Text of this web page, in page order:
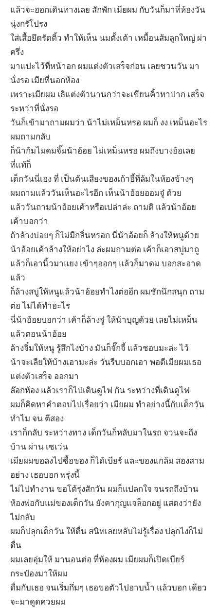
แล้วจะออกเดินทางเลย สักพัก เมียผม กับวันก็มาที่ห้องวัน
นุ่งกรัโปรง
ใส่เสื้อยึดรัดติ้ว ทำให้เห็น นมตั้งเต้า เหมื้อนส้มลูกใหญ่ ผ่า
ครึ่ง
มาแปะไว้ที่หน้าอก ผมแต่งตัวเสร็จก่อน เลยชวนวัน มา
นั่งรอ เมียที่นอกห้อง
เพราะเมียผม เธิแต่งตัวนานกว่าจะเขียนคิ้วทาปาก เสร็จ
ระหว่าที่นั่งรอ
วันก็เข้ามาถามผมว่า น้าไม่เหม็นหรอ ผมก็ งง เหม็นอะไร
ผมถามกลับ
ก็น้าก้มไมดมจิ๊มน้าอ้อย ไม่เหม็นหรอ ผมถึงบางอ้อเลย
ที่แท้ก็
เด็กวันนี่เอง ที่ เป็นต้นเสียงของเก้าอี้ที่ล้มในห้องข้างๆ
ผมถามแล้ววันเห็นอะไรอีก เห็นน้าอ้อยออมจู๋ ด้วย
แล้ววันถามน้าอ้อยเค้าหรือเปล่าล่ะ ถามดิ แล้วน้าอ้อย
เค้าบอกว่า
ถ้าล้างบ่อยๆ ก็ไม่มีกลิ่นหรอก นี่น้าอ้อยก็ ล้างให้หนูด้วย
น้าอ้อยเค้าล้างให้อย่าไง ล่ะผมถามต่อ เค้าก็เอาสบู่มาถู
แล้วก็เอานิ้วมาแยง เข้าๆออกๆ แล้วก็มาดม บอกสะอาด
แล้ว
ก็ล้างสบู่ให้หนูแล้วน้าอ้อยทำไงต่ออีก ผมชักนึกสนุก ถาม
ต่อ ไม่ได้ทำอะไร
นี่น้าอ้อยบอกว่า เค้าก็ล้างจู๋ ให้น้าบุญด้วย เลยไม่เหม็น
แล้วตอนน้าอ้อย
ล้างจิ๋มให้หนู รู้สึกไงบ้าง มันก็จั๊กจี้ แล้วชอบมะล่ะ ไว้
น้าจะเลียให้บ้างเอามะล่ะ วันรีบบอกเอา พอดีเมียผมเธอ
แต่งตัวเสร็จ ออกมา
ล๊อกห้อง แล้วเราก็ไปเดินดูไฟ กัน ระหว่างที่เดินดูไฟ
ผมก็คิดหาคำตอบไปเรื่อยว่า เมียผม ทำอย่างนี้กับเด็กวัน
ทำไม จน ตีสอง
เราก็กลับ ระหว่างทาง เด็กวันก็หลับมาในรถ จวนจะถึง
บ้าน ผ่าน เซเว่น
เมียผมขอลงไปซื้อของ ก็ได้เบียร์ และของแกล้ม สองสาม
อย่าง เธอบอก พรุ่งนี้
ไม่ไปทำงาน ขอโต้รุ่งสักวัน ผมก็แปลกใจ จนรถถึงบ้าน
ห้องพ่อกับแม่ของเด็กวัน ยังคากุญแจล็อกอยู่ แสดงว่ายัง
ไม่กลับ
ผมก็ปลุกเด็กวัน ให้ตื่น สนิทเลยหลับไม่รู้เรื่อง ปลุกไงก็ไม่
ตื่น
ผมเลยอุ่มให้ มานอนต่อ ที่ห้องผม เมียผมก็เปิดเบียร์
กระป๋องมาให้ผม
ดื่มกับเธอ จนเริ่มกึ่มๆ เธอขอตัวไปอาบน้ำ แล้วบอก เดียว
จะมาดูดควยผม